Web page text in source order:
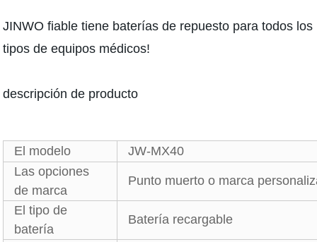
JINWO fiable tiene baterías de repuesto para todos los
tipos de equipos médicos!
descripción de producto
El modelo
JW-MX40
Las opciones
de marca
Punto muerto o marca
El tipo de
batería
Batería recargable